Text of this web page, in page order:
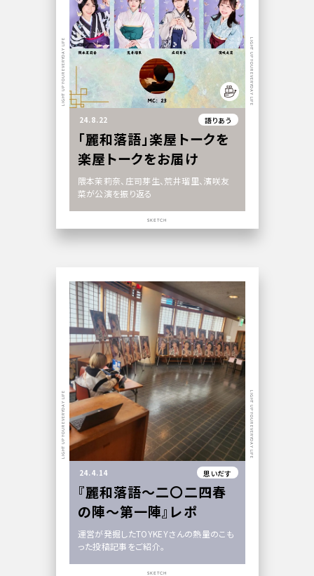
24.8.22 語りあう
「麗和落語」楽屋トークを
楽屋トークをお届け
隈本茉莉奈、庄司芽生、荒井瑠里、濱咲友
菜が公演を振り返る
LIGHT UP YOUR EVERYDAY LIFE LIGHT UP YOUR EVERYDAY LIFE
SKETCH
24.4.14 思いだす
『麗和落語〜二〇二四春
の陣〜第一陣』レポ
運営が発掘したTOYKEYさんの熱量のこも
った投稿記事をご紹介。
LIGHT UP YOUR EVERYDAY LIFE LIGHT UP YOUR EVERYDAY LIFE
SKETCH